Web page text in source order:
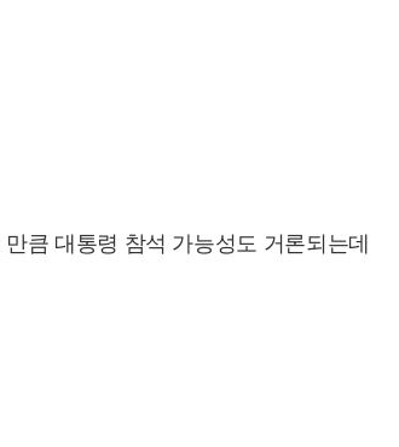
큼 대통령 참석 가능성도 거론되는데